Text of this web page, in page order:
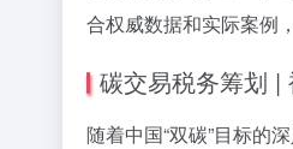
合权威数据和实际案例
碳交易税务筹划 |
随着中国“双碳”目标的